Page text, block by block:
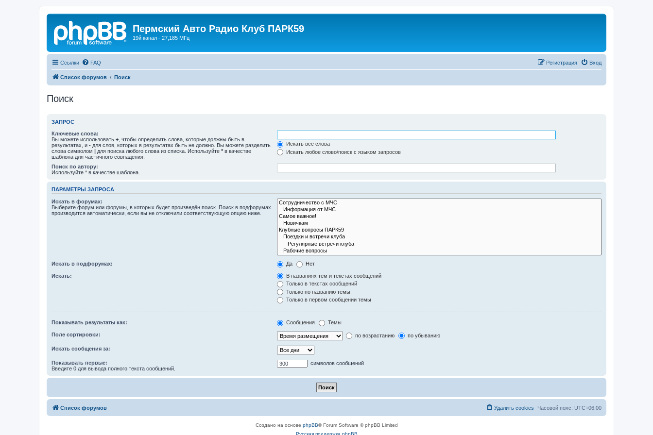
Пермский Авто Радио Клуб ПАРК59
19й канал - 27,185 МГц
Ссылки FAQ Вход
Регистрация
Список форумов Поиск
Поиск
ЗАПРОС
Ключевые слова:
Вы можете использовать + , чтобы определить слова, которые должны быть в
результатах, и - для слов, которых в результатах быть не должно. Вы можете разделить
слова символом | для поиска любого слова из списка. Используйте * в качестве
шаблона для частичного совпадения.
Искать все слова
Искать любое слово/поиск с языком запросов
Поиск по автору:
Используйте * в качестве шаблона.
ПАРАМЕТРЫ ЗАПРОСА
Искать в форумах:
Выберите форум или форумы, в которых будет произведён поиск. Поиск в подфорумах
производится автоматически, если вы не отключили соответствующую опцию ниже.
Искать в подфорумах: Да Нет
Искать:
В названиях тем и текстах сообщений
Только в текстах сообщений
Только по названию темы
Только в первом сообщении темы
Показывать результаты как: Сообщения Темы
Поле сортировки: по возрастанию по убыванию
Искать сообщения за:
Показывать первые:
Введите 0 для вывода полного текста сообщений.
символов сообщений
Список форумов Часовой пояс: UTC+06:00
Удалить cookies
Создано на основе phpBB® Forum Software © phpBB Limited
Русская поддержка phpBB